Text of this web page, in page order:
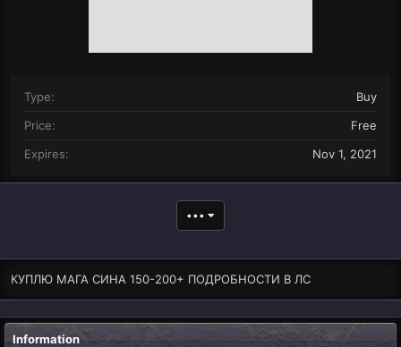
Type
Buy
Price
Free
Expires
Nov 1, 2021
•••
КУПЛЮ МАГА СИНА 150-200+ ПОДРОБНОСТИ В ЛС
Information